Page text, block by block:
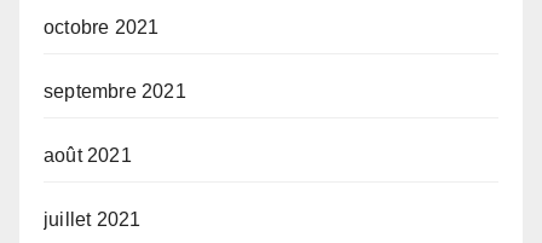
octobre 2021
septembre 2021
août 2021
juillet 2021